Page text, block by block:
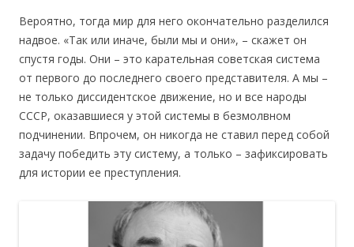
Вероятно, тогда мир для него окончательно разделился
надвое. «Так или иначе, были мы и они», – скажет он
спустя годы. Они – это карательная советская система
от первого до последнего своего представителя. А мы –
не только диссидентское движение, но и все народы
СССР, оказавшиеся у этой системы в безмолвном
подчинении. Впрочем, он никогда не ставил перед собой
задачу победить эту систему, а только – зафиксировать
для истории ее преступления.